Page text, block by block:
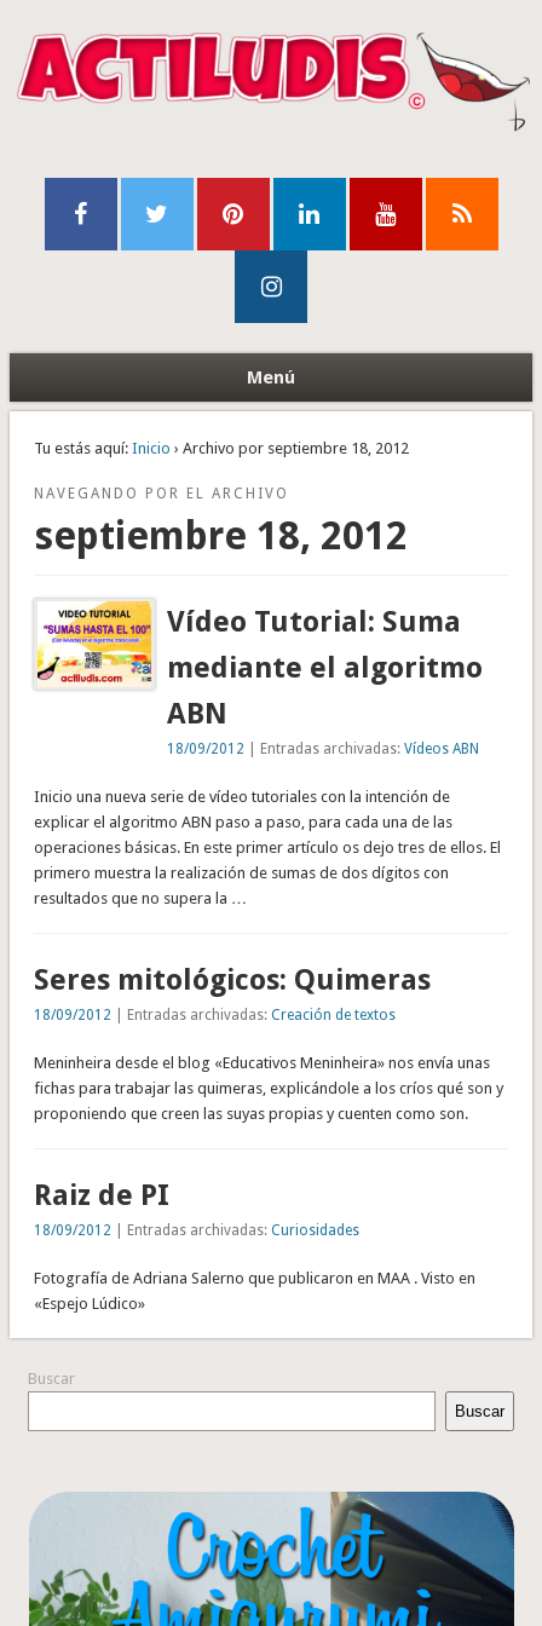
Menú
Tu estás aquí: Inicio › Archivo por septiembre 18, 2012
NAVEGANDO POR EL ARCHIVO
septiembre 18, 2012
Vídeo Tutorial: Suma
mediante el algoritmo
ABN
18/09/2012 | Entradas archivadas:Vídeos ABN
Inicio una nueva serie de vídeo tutoriales con la intención de
explicar el algoritmo ABN paso a paso, para cada una de las
operaciones básicas. En este primer artículo os dejo tres de ellos. El
primero muestra la realización de sumas de dos dígitos con
resultados que no supera la …
Seres mitológicos: Quimeras
18/09/2012 | Entradas archivadas: Creación de textos
Meninheira desde el blog «Educativos Meninheira» nos envía unas
fichas para trabajar las quimeras, explicándole a los críos qué son y
proponiendo que creen las suyas propias y cuenten como son.
Raiz de PI
18/09/2012 | Entradas archivadas: Curiosidades
Fotografía de Adriana Salerno que publicaron en MAA . Visto en
«Espejo Lúdico»
Buscar
Buscar